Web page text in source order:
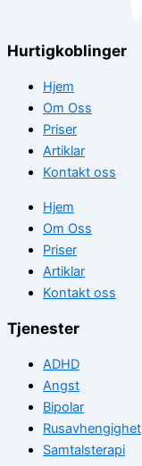
Hurtigkoblinger
Hjem
Om Oss
Priser
Artiklar
Kontakt oss
Hjem
Om Oss
Priser
Artiklar
Kontakt oss
Tjenester
ADHD
Angst
Bipolar
Rusavhengighet
Samtalsterapi